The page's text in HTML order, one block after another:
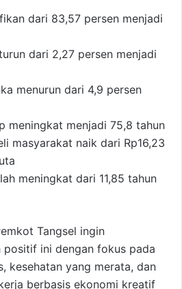
dari 83,57 persen menjadi
dari 2,27 persen menjadi
menurun dari 4,9 persen
meningkat menjadi 75,8 tahun
masyarakat naik dari Rp16,23
meningkat dari 11,85 tahun
Tangsel ingin
positif ini dengan fokus pada
kesehatan yang merata, dan
berbasis ekonomi kreatif